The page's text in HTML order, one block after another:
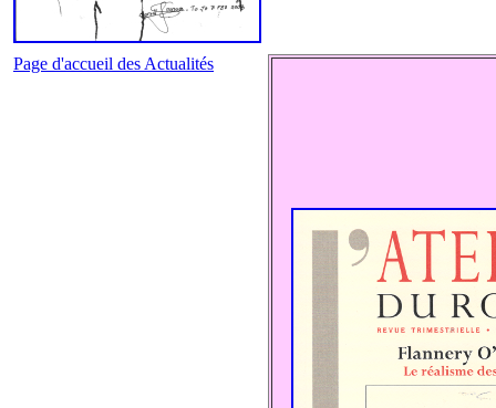
Page d'accueil des Actualités